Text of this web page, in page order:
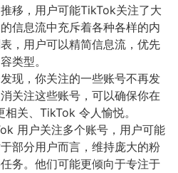
移，用户可能TikTok关注了大
信息流中充斥着各种各样的内
，用户可以精简信息流，优先
类型。
现，你关注的一些账号不再发
关注这些账号，可以确保你在
关、TikTok 令人愉悦。
用户关注多个账号，用户可能
部分用户而言，维持庞大的粉
务。他们可能更倾向于专注于